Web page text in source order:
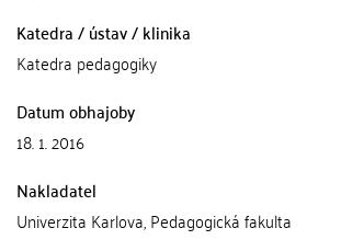
Katedra / ústav / klinika
Katedra pedagogiky
Datum obhajoby
18. 1. 2016
Nakladatel
Univerzita Karlova, Pedagogická fakulta